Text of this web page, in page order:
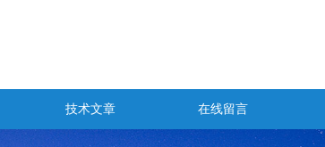
技术文章 在线留言